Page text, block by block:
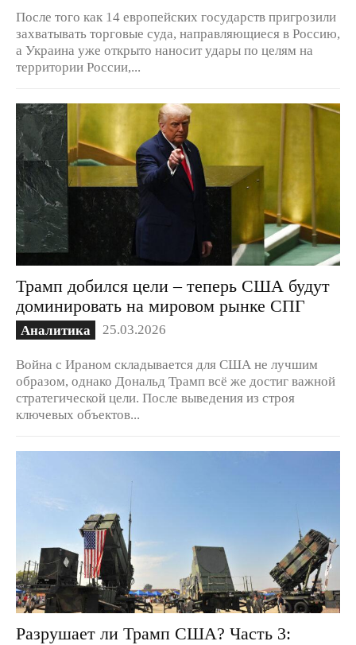
После того как 14 европейских государств пригрозили
захватывать торговые суда, направляющиеся в Россию,
а Украина уже открыто наносит удары по целям на
территории России,...
Трамп добился цели – теперь США будут
доминировать на мировом рынке СПГ
Аналитика 25.03.2026
Война с Ираном складывается для США не лучшим
образом, однако Дональд Трамп всё же достиг важной
стратегической цели. После выведения из строя
ключевых объектов...
Разрушает ли Трамп США? Часть 3: